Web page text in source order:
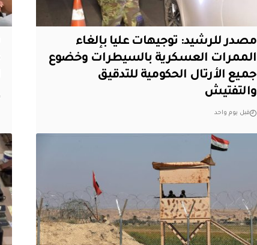
مصدر للرشيد: توجيهات عليا بإلغاء
الممرات العسكرية بالسيطرات وخضوع
جميع الأرتال الحكومية للتدقيق
والتفتيش
قبل يوم واحد